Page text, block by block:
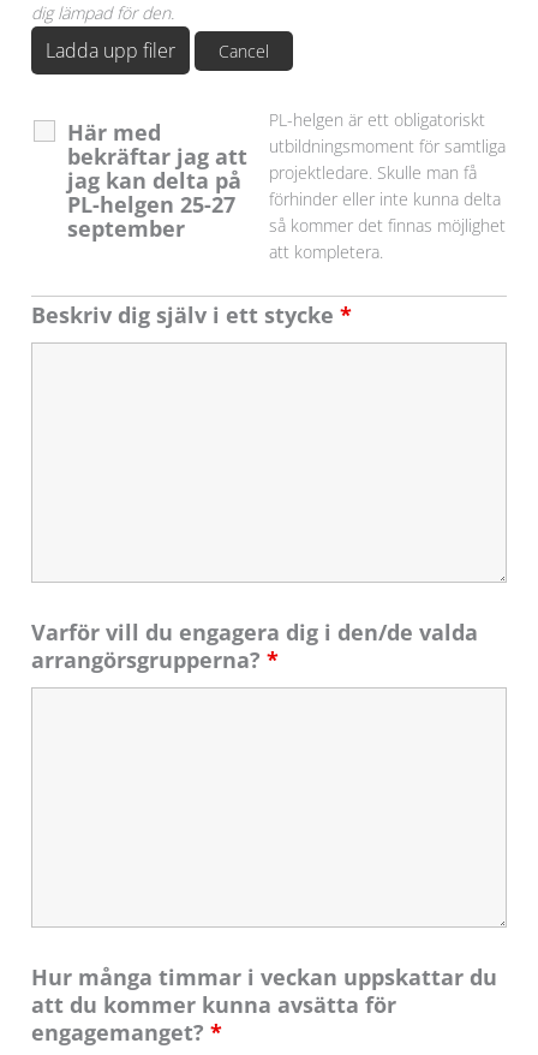
Ladda upp filer Cancel
dig lämpad för den.
Här med
bekräftar jag att
jag kan delta på
PL-helgen 25-27
september
PL-helgen är ett obligatoriskt
utbildningsmoment för samtliga
projektledare. Skulle man få
förhinder eller inte kunna delta
så kommer det finnas möjlighet
att kompletera.
Beskriv dig själv i ett stycke*
Varför vill du engagera dig i den/de valda
arrangörsgrupperna?*
Hur många timmar i veckan uppskattar du
att du kommer kunna avsätta för
engagemanget?*